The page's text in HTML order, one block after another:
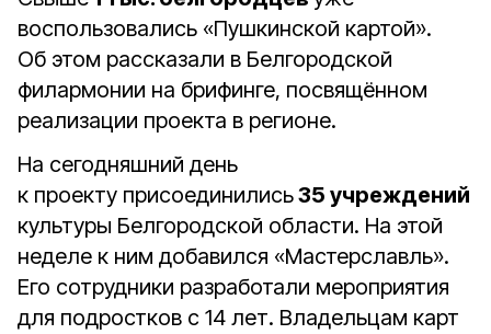
воспользовались «Пушкинской картой».
Об этом рассказали в Белгородской
филармонии на брифинге, посвящённом
реализации проекта в регионе.
На сегодняшний день
к проекту присоединились35 учреждений
культуры Белгородской области. На этой
неделе к ним добавился «Мастерславль».
Его сотрудники разработали мероприятия
для подростков с 14 лет. Владельцам карт